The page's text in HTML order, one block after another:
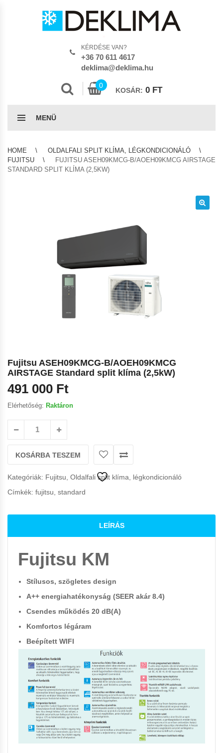
KÉRDÉSE VAN?
+36 70 611 4617
deklima@deklima.hu
0
KOSÁR: 0 FT
MENÜ
HOME
OLDALFALI SPLIT KLÍMA, LÉGKONDICIONÁLÓ
FUJITSU
FUJITSU ASEH09KMCG-B/AOEH09KMCG AIRSTAGE
STANDARD SPLIT KLÍMA (2,5KW)
Fujitsu ASEH09KMCG-B/AOEH09KMCG
AIRSTAGE Standard split klíma (2,5kW)
491 000 Ft
Elérhetőség: Raktáron
KOSÁRBA TESZEM
Kategóriák: Fujitsu Oldalfali split klíma, légkondicionáló
Címkék: fujitsu standard
LEÍRÁS
Fujitsu KM
Stílusos, szögletes design
A++ energiahatékonyság (SEER akár 8.4)
Csendes működés 20 dB(A)
Komfortos légáram
Beépített WIFI